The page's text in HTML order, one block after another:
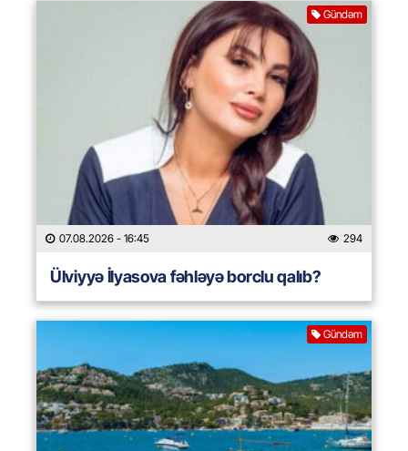
Gündəm
07.08.2026 - 16:45 294
Ülviyyə İlyasova fəhləyə borclu qalıb?
Gündəm